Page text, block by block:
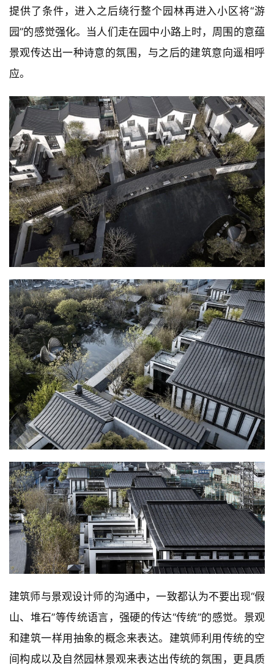
提供了条件，进入之后绕行整个园林再进入小区将“游
园”的感觉强化。当人们走在园中小路上时，周围的意蕴
景观传达出一种诗意的氛围，与之后的建筑意向遥相呼
应。
建筑师与景观设计师的沟通中，一致都认为不要出现“假
山、堆石”等传统语言，强硬的传达“传统”的感觉。景观
和建筑一样用抽象的概念来表达。建筑师利用传统的空
间构成以及自然园林景观来表达出传统的氛围，更具质